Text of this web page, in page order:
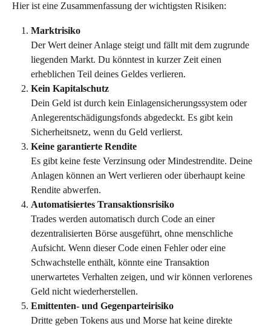
Hier ist eine Zusammenfassung der wichtigsten Risiken:
Marktrisiko
Der Wert deiner Anlage steigt und fällt mit dem zugrunde
liegenden Markt. Du könntest in kurzer Zeit einen
erheblichen Teil deines Geldes verlieren.
Kein Kapitalschutz
Dein Geld ist durch kein Einlagensicherungssystem oder
Anlegerentschädigungsfonds abgedeckt. Es gibt kein
Sicherheitsnetz, wenn du Geld verlierst.
Keine garantierte Rendite
Es gibt keine feste Verzinsung oder Mindestrendite. Deine
Anlagen können an Wert verlieren oder überhaupt keine
Rendite abwerfen.
Automatisiertes Transaktionsrisiko
Trades werden automatisch durch Code an einer
dezentralisierten Börse ausgeführt, ohne menschliche
Aufsicht. Wenn dieser Code einen Fehler oder eine
Schwachstelle enthält, könnte eine Transaktion
unerwartetes Verhalten zeigen, und wir können verlorenes
Geld nicht wiederherstellen.
Emittenten- und Gegenparteirisiko
Dritte geben Tokens aus und Morse hat keine direkte